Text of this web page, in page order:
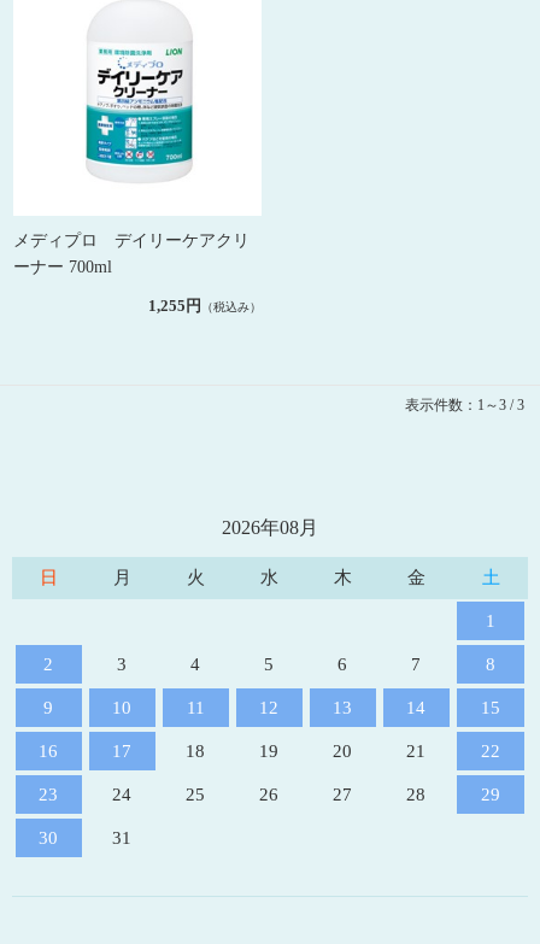
メディプロ デイリーケアクリ
ーナー 700ml
1,255円 （税込み）
表示件数：1～3 / 3
2026年08月
日 月 火 水 木 金 土
1
2 3 4 5 6 7 8
9 10 11 12 13 14 15
16 17 18 19 20 21 22
23 24 25 26 27 28 29
30 31